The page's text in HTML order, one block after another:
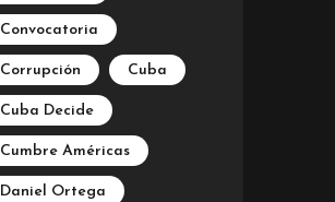
Convocatoria
Corrupción Cuba
Cuba Decide
Cumbre Américas
Daniel Ortega